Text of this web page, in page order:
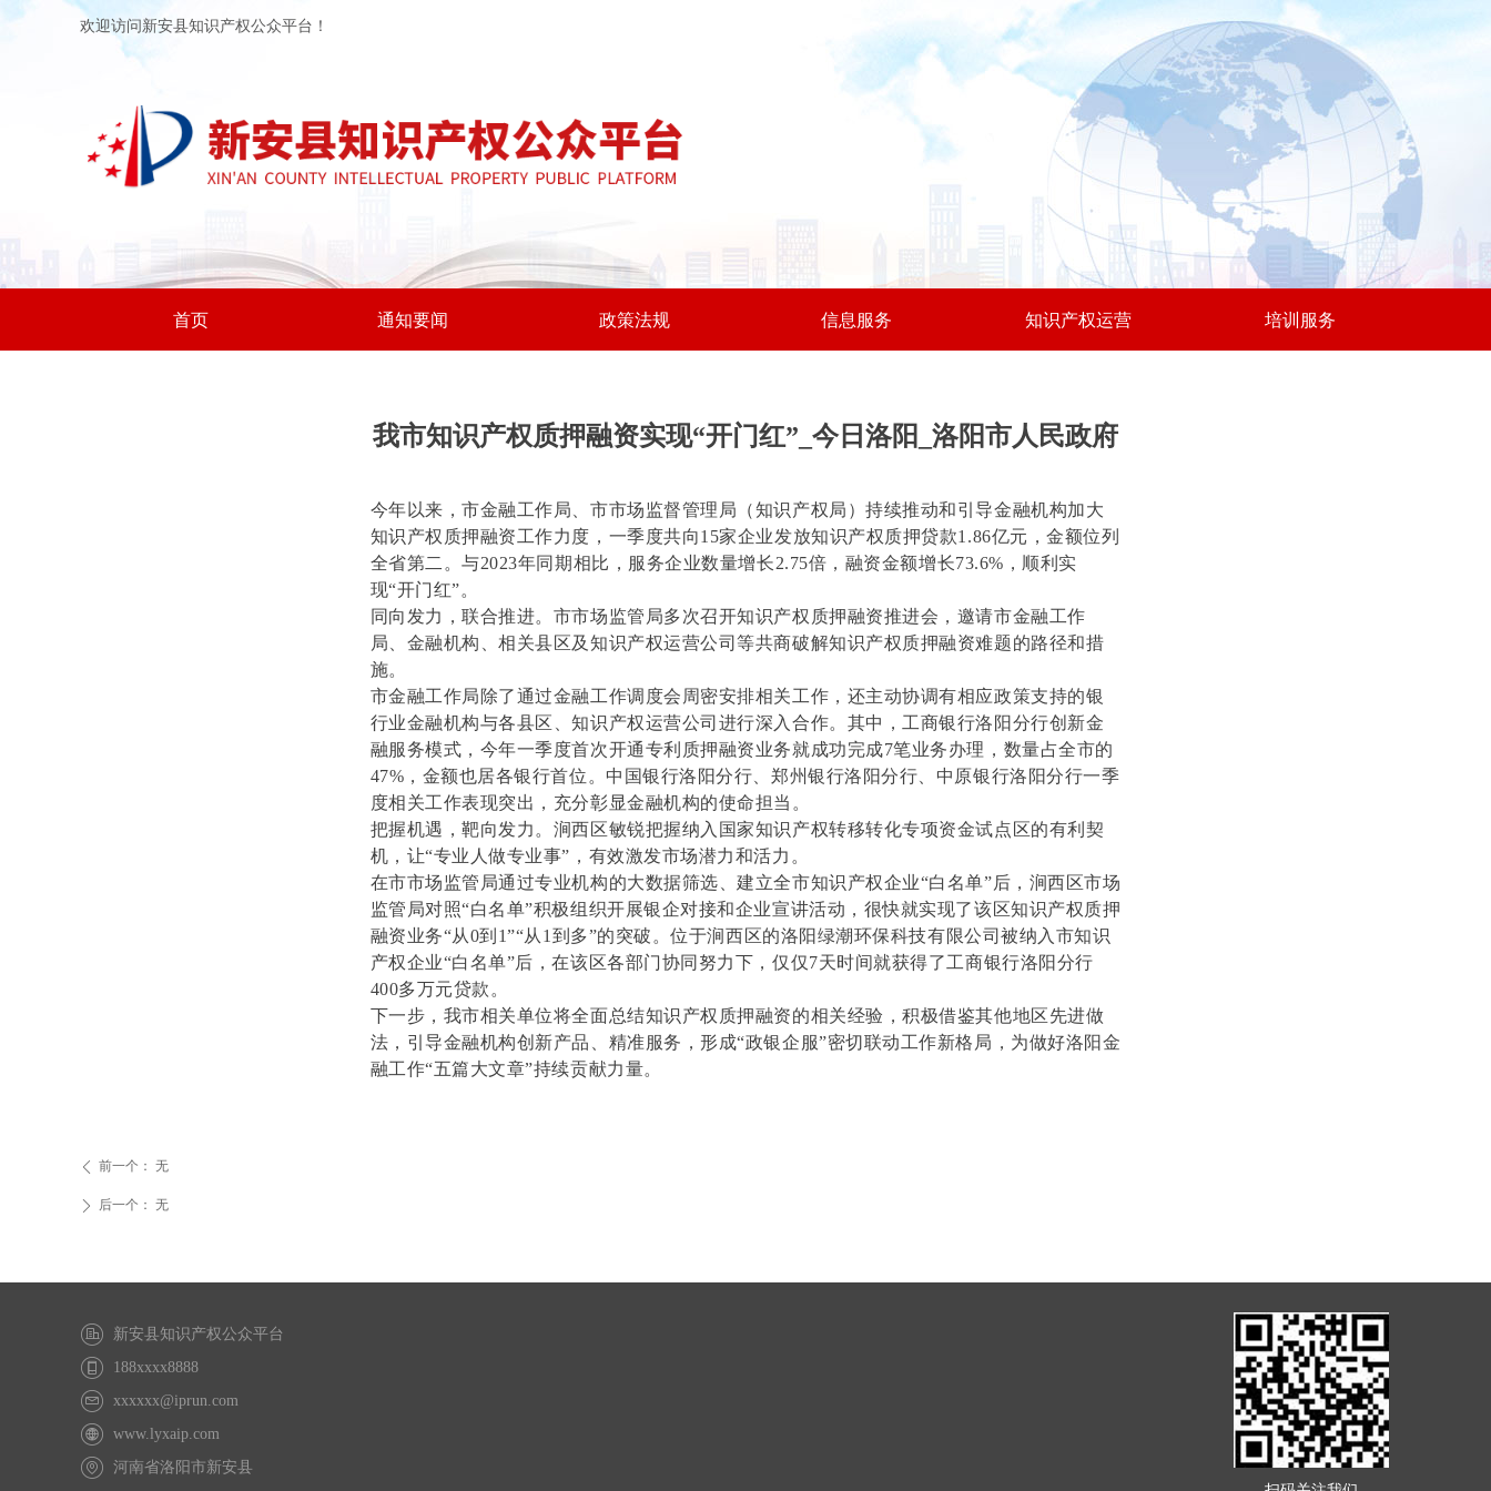
欢迎访问新安县知识产权公众平台！
首页 通知要闻 政策法规 信息服务 知识产权运营 培训服务
我市知识产权质押融资实现“开门红”_今日洛阳_洛阳市人民政府
今年以来，市金融工作局、市市场监督管理局（知识产权局）持续推动和引导金融机构加大
知识产权质押融资工作力度，一季度共向15家企业发放知识产权质押贷款1.86亿元，金额位列
全省第二。与2023年同期相比，服务企业数量增长2.75倍，融资金额增长73.6%，顺利实
现“开门红”。
同向发力，联合推进。市市场监管局多次召开知识产权质押融资推进会，邀请市金融工作
局、金融机构、相关县区及知识产权运营公司等共商破解知识产权质押融资难题的路径和措
施。
市金融工作局除了通过金融工作调度会周密安排相关工作，还主动协调有相应政策支持的银
行业金融机构与各县区、知识产权运营公司进行深入合作。其中，工商银行洛阳分行创新金
融服务模式，今年一季度首次开通专利质押融资业务就成功完成7笔业务办理，数量占全市的
47%，金额也居各银行首位。中国银行洛阳分行、郑州银行洛阳分行、中原银行洛阳分行一季
度相关工作表现突出，充分彰显金融机构的使命担当。
把握机遇，靶向发力。涧西区敏锐把握纳入国家知识产权转移转化专项资金试点区的有利契
机，让“专业人做专业事”，有效激发市场潜力和活力。
在市市场监管局通过专业机构的大数据筛选、建立全市知识产权企业“白名单”后，涧西区市场
监管局对照“白名单”积极组织开展银企对接和企业宣讲活动，很快就实现了该区知识产权质押
融资业务“从0到1”“从1到多”的突破。位于涧西区的洛阳绿潮环保科技有限公司被纳入市知识
产权企业“白名单”后，在该区各部门协同努力下，仅仅7天时间就获得了工商银行洛阳分行
400多万元贷款。
下一步，我市相关单位将全面总结知识产权质押融资的相关经验，积极借鉴其他地区先进做
法，引导金融机构创新产品、精准服务，形成“政银企服”密切联动工作新格局，为做好洛阳金
融工作“五篇大文章”持续贡献力量。
ꄴ 前一个： 无
ꄲ 后一个： 无
新安县知识产权公众平台
188xxxx8888
xxxxxx@iprun.com
www.lyxaip.com
河南省洛阳市新安县